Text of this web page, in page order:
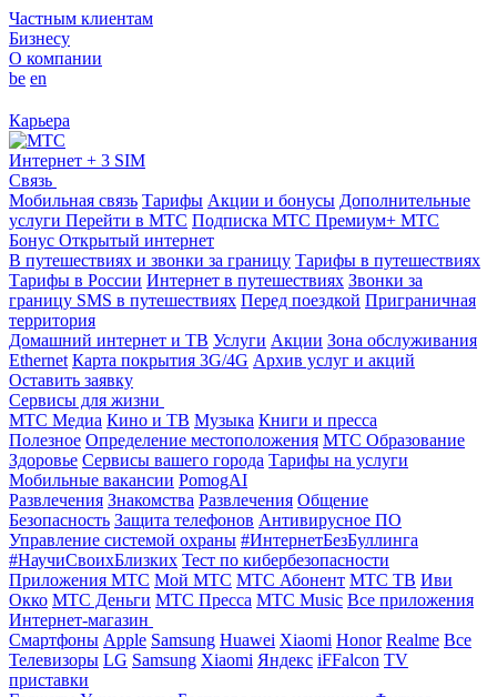
Частным клиентам
Бизнесу
О компании
be en
Карьера
Интернет + 3 SIM
Связь
Мобильная связь Тарифы Акции и бонусы Дополнительные
услуги Перейти в МТС Подписка МТС Премиум+ МТС
Бонус Открытый интернет
В путешествиях и звонки за границу Тарифы в путешествиях
Тарифы в России Интернет в путешествиях Звонки за
границу SMS в путешествиях Перед поездкой Приграничная
территория
Домашний интернет и ТВ Услуги Акции Зона обслуживания
Ethernet Карта покрытия 3G/4G Архив услуг и акций
Оставить заявку
Сервисы для жизни
МТС Медиа Кино и ТВ Музыка Книги и пресса
Полезное Определение местоположения МТС Образование
Здоровье Сервисы вашего города Тарифы на услуги
Мобильные вакансии PomogAI
Развлечения Знакомства Развлечения Общение
Безопасность Защита телефонов Антивирусное ПО
Управление системой охраны #ИнтернетБезБуллинга
#НаучиСвоихБлизких Тест по кибербезопасности
Приложения МТС Мой МТС МТС Абонент МТС ТВ Иви
Окко МТС Деньги МТС Пресса МТС Music Все приложения
Интернет-магазин
Смартфоны Apple Samsung Huawei Xiaomi Honor Realme Все
Телевизоры LG Samsung Xiaomi Яндекс iFFalcon TV
приставки